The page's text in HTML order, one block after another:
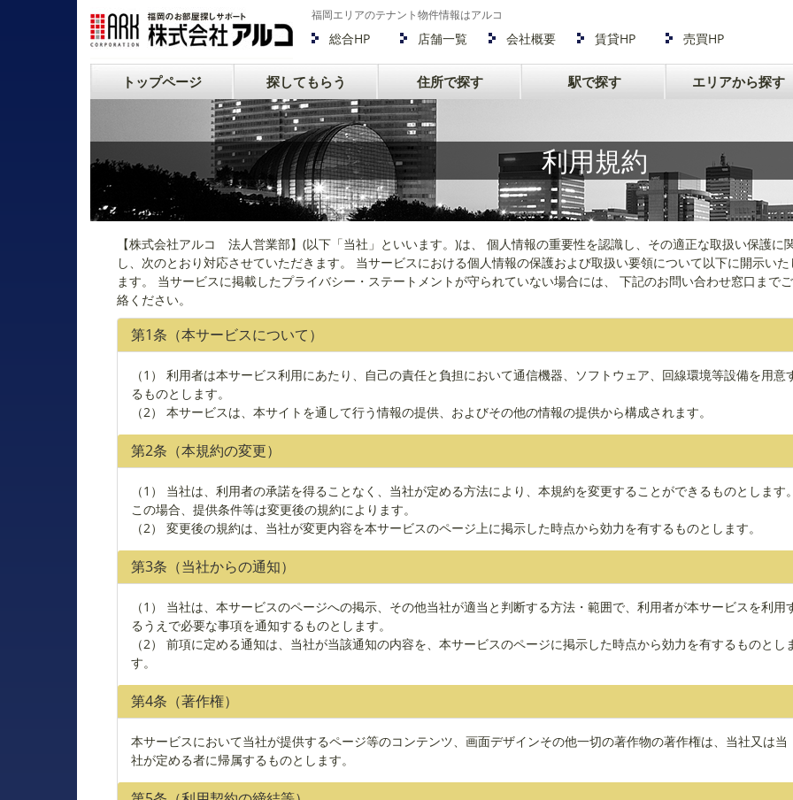
福岡エリアのテナント物件情報はアルコ
総合HP 店舗一覧 会社概要 賃貸HP 売買HP
トップページ 探してもらう 住所で探す 駅で探す エリアから探す
利用規約
【株式会社アルコ 法人営業部】(以下「当社」といいます。)は、 個人情報の重要性を認識し、その適正な取扱い保護に
し、次のとおり対応させていただきます。 当サービスにおける個人情報の保護および取扱い要領について以下に開示いた
ます。 当サービスに掲載したプライバシー・ステートメントが守られていない場合には、 下記のお問い合わせ窓口まで
絡ください。
第1条（本サービスについて）
（1） 利用者は本サービス利用にあたり、自己の責任と負担において通信機器、ソフトウェア、回線環境等設備を用意
るものとします。
（2） 本サービスは、本サイトを通して行う情報の提供、およびその他の情報の提供から構成されます。
第2条（本規約の変更）
（1） 当社は、利用者の承諾を得ることなく、当社が定める方法により、本規約を変更することができるものとします
この場合、提供条件等は変更後の規約によります。
（2） 変更後の規約は、当社が変更内容を本サービスのページ上に掲示した時点から効力を有するものとします。
第3条（当社からの通知）
（1） 当社は、本サービスのページへの掲示、その他当社が適当と判断する方法・範囲で、利用者が本サービスを利用
るうえで必要な事項を通知するものとします。
（2） 前項に定める通知は、当社が当該通知の内容を、本サービスのページに掲示した時点から効力を有するものとし
す。
第4条（著作権）
本サービスにおいて当社が提供するページ等のコンテンツ、画面デザインその他一切の著作物の著作権は、当社又は当
社が定める者に帰属するものとします。